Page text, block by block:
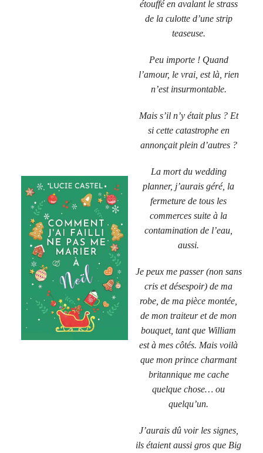
étouffé en avalant le strass
de la culotte d’une strip
teaseuse.
Peu importe ! Quand
l’amour, le vrai, est là, rien
n’est insurmontable.
Mais s’il n’y était plus ? Et
si cette catastrophe en
annonçait plein d’autres ?
La mort du wedding
planner, j’aurais géré, la
fermeture de tous les
commerces suite à la
contamination de l’eau,
aussi.
Je peux me passer (non sans
cris et désespoir) de ma
robe, de ma pièce montée,
de mon traiteur et de mon
bouquet, tant que William
est à mes côtés. Mais voilà
que mon prince charmant
britannique me cache
quelque chose… ou
quelqu’un.
J’aurais dû voir les signes,
ils étaient aussi gros que Big